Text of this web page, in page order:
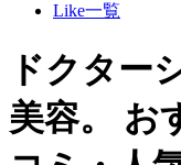
Like一覧
ドクター
美容。 お